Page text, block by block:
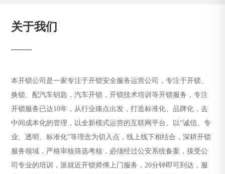
关于我们
本开锁公司是一家专注于开锁安全服务运营公司，专注于开锁、
换锁、配汽车钥匙，汽车开锁，开锁技术培训等开锁服务，专注
开锁服务已达10年，从行业痛点出发，打造标准化、品牌化，去
中间成本化的管理，以全新模式运营的互联网平台。以“诚信、专
业、透明、标准化”等理念为切入点，线上线下相结合，深耕开锁
服务领域，严格审核筛选考核，必须经过公安系统备案，接受公
司专业的培训，派就近开锁师傅上门服务，20分钟即可到达，服